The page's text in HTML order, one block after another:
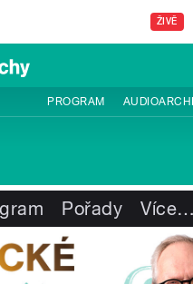
ŽIVĚ
PROGRAM
Pořady Více…